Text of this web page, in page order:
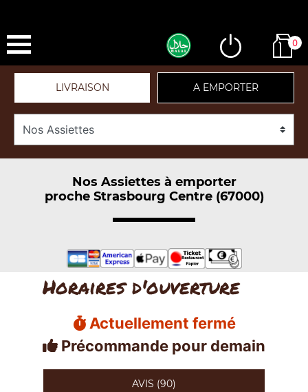
0
LIVRAISON A EMPORTER
Nos Assiettes à emporter
proche Strasbourg Centre (67000)
Horaires d'ouverture
Actuellement fermé
Précommande pour demain
AVIS (90)